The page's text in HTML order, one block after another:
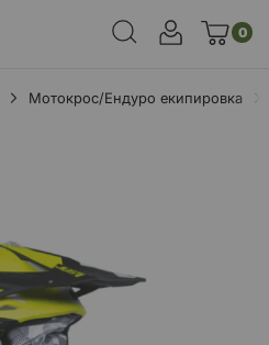
0
Мотокрос/Ендуро екипировка